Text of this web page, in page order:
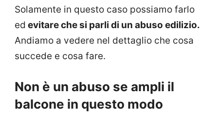
Solamente in questo caso possiamo farlo
ed evitare che si parli di un abuso edilizio.
Andiamo a vedere nel dettaglio che cosa
succede e cosa fare.
Non è un abuso se ampli il
balcone in questo modo